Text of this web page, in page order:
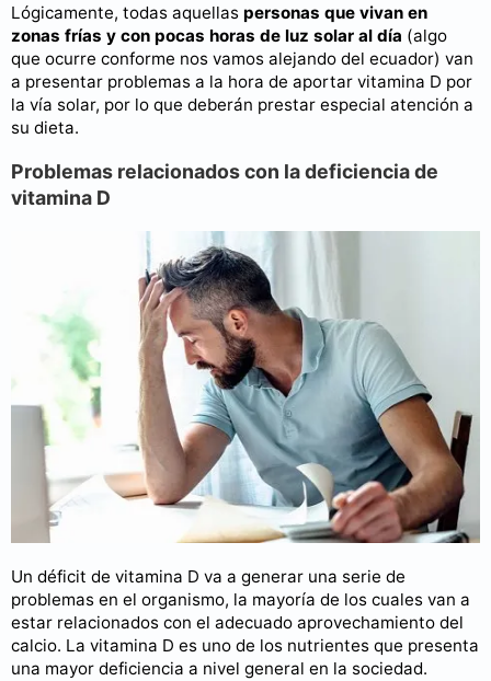
Lógicamente, todas aquellas personas que vivan en
zonas frías y con pocas horas de luz solar al día (algo
que ocurre conforme nos vamos alejando del ecuador) van
a presentar problemas a la hora de aportar vitamina D por
la vía solar, por lo que deberán prestar especial atención a
su dieta.
Problemas relacionados con la deficiencia de
vitamina D
Un déficit de vitamina D va a generar una serie de
problemas en el organismo, la mayoría de los cuales van a
estar relacionados con el adecuado aprovechamiento del
calcio. La vitamina D es uno de los nutrientes que presenta
una mayor deficiencia a nivel general en la sociedad.